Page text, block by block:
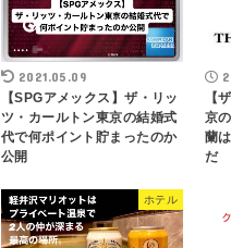
2021.05.09
【SPGアメックス】ザ・リッ
ツ・カールトン東京の結婚式
代で何ポイント貯まったのか
公開
【
京
蘭
だ
ホテル